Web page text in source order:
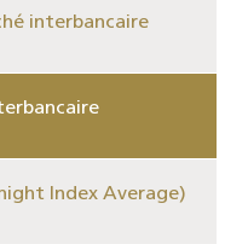
interbancaire
Index Average)